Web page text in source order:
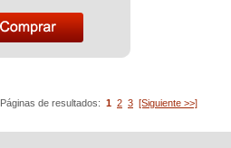
Páginas de resultados: 1 2 3 [Siguiente >>]